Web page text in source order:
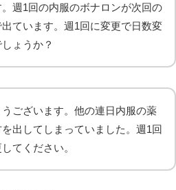
週1回の内服のボナロンが次回の
ています。週1回に変更で日数変
ょうか？
ございます。他の連日内服の薬
出してしまっていました。週1回
てください。